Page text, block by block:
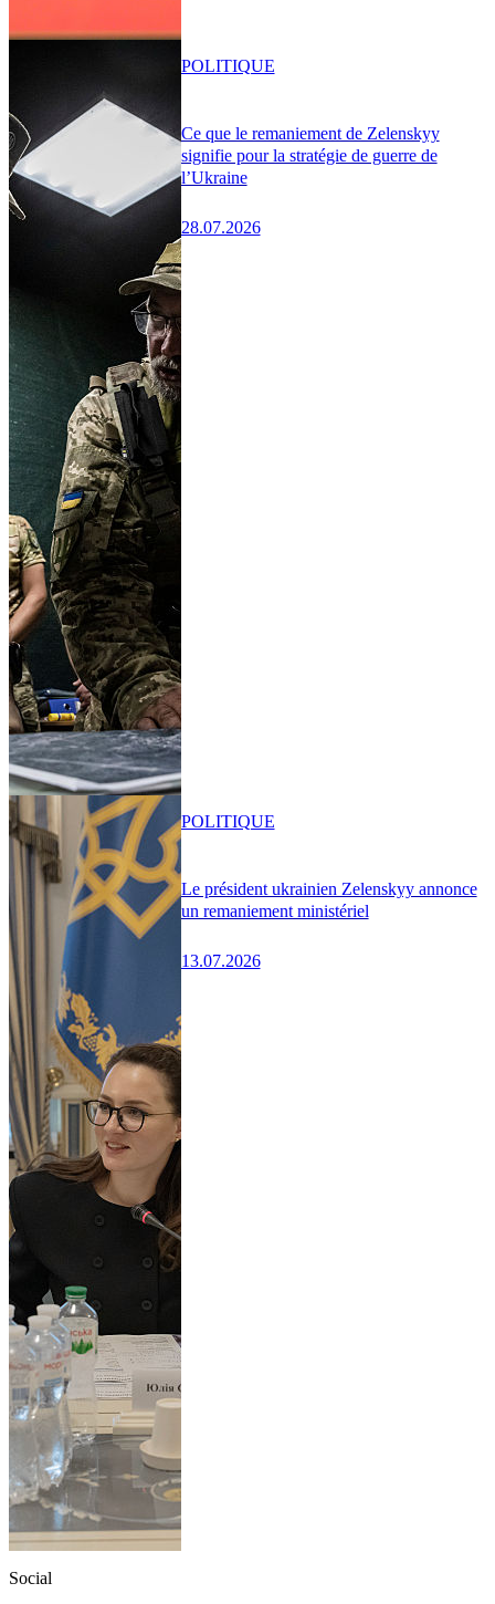
Ce que le remaniement de Zelenskyy
signifie pour la stratégie de guerre de
l’Ukraine
28.07.2026
POLITIQUE
Le président ukrainien Zelenskyy annonce
un remaniement ministériel
13.07.2026
POLITIQUE
Social